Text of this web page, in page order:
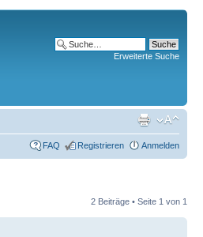
Erweiterte Suche
FAQ Registrieren Anmelden
2 Beiträge • Seite 1 von 1